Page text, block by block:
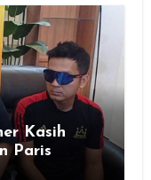
Kasih
Paris